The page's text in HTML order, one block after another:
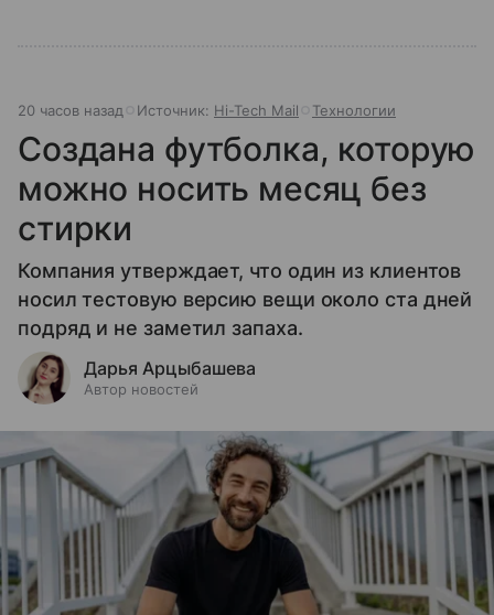
20 часов назад Источник: Hi-Tech Mail Технологии
Создана футболка, которую
можно носить месяц без
стирки
Компания утверждает, что один из клиентов
носил тестовую версию вещи около ста дней
подряд и не заметил запаха.
Дарья Арцыбашева
Автор новостей